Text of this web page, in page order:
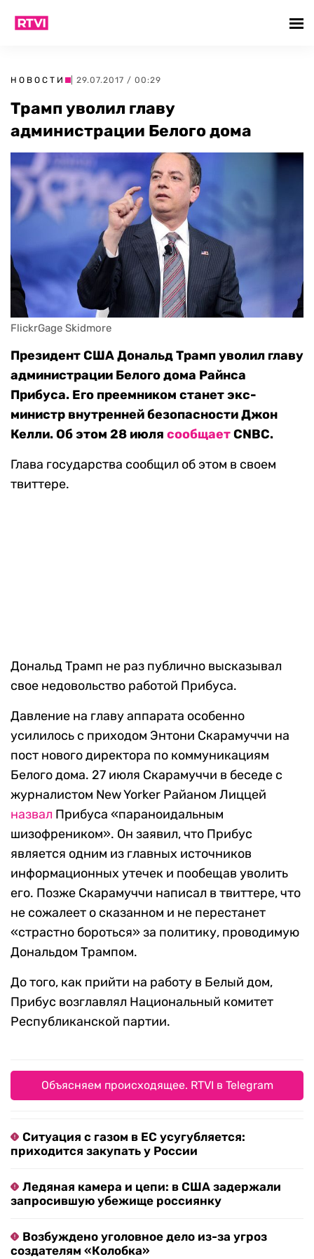
НОВОСТИ | 29.07.2017 / 00:29
Трамп уволил главу
администрации Белого дома
FlickrGage Skidmore
Президент США Дональд Трамп уволил главу
администрации Белого дома Райнса
Прибуса. Его преемником станет экс-
министр внутренней безопасности Джон
Келли. Об этом 28 июля сообщаетCNBC.
Глава государства сообщил об этом в своем
твиттере.
Дональд Трамп не раз публично высказывал
свое недовольство работой Прибуса.
Давление на главу аппарата особенно
усилилось с приходом Энтони Скарамуччи на
пост нового директора по коммуникациям
Белого дома. 27 июля Скарамуччи в беседе с
журналистом New Yorker Райаном Лиццей
назвал Прибуса «параноидальным
шизофреником». Он заявил, что Прибус
является одним из главных источников
информационных утечек и пообещав уволить
его. Позже Скарамуччи написал в твиттере, что
не сожалеет о сказанном и не перестанет
«страстно бороться» за политику, проводимую
Дональдом Трампом.
До того, как прийти на работу в Белый дом,
Прибус возглавлял Национальный комитет
Республиканской партии.
Объясняем происходящее. RTVI в Telegram
Ситуация с газом в ЕС усугубляется:
приходится закупать у России
Ледяная камера и цепи: в США задержали
запросившую убежище россиянку
Возбуждено уголовное дело из-за угроз
создателям «Колобка»